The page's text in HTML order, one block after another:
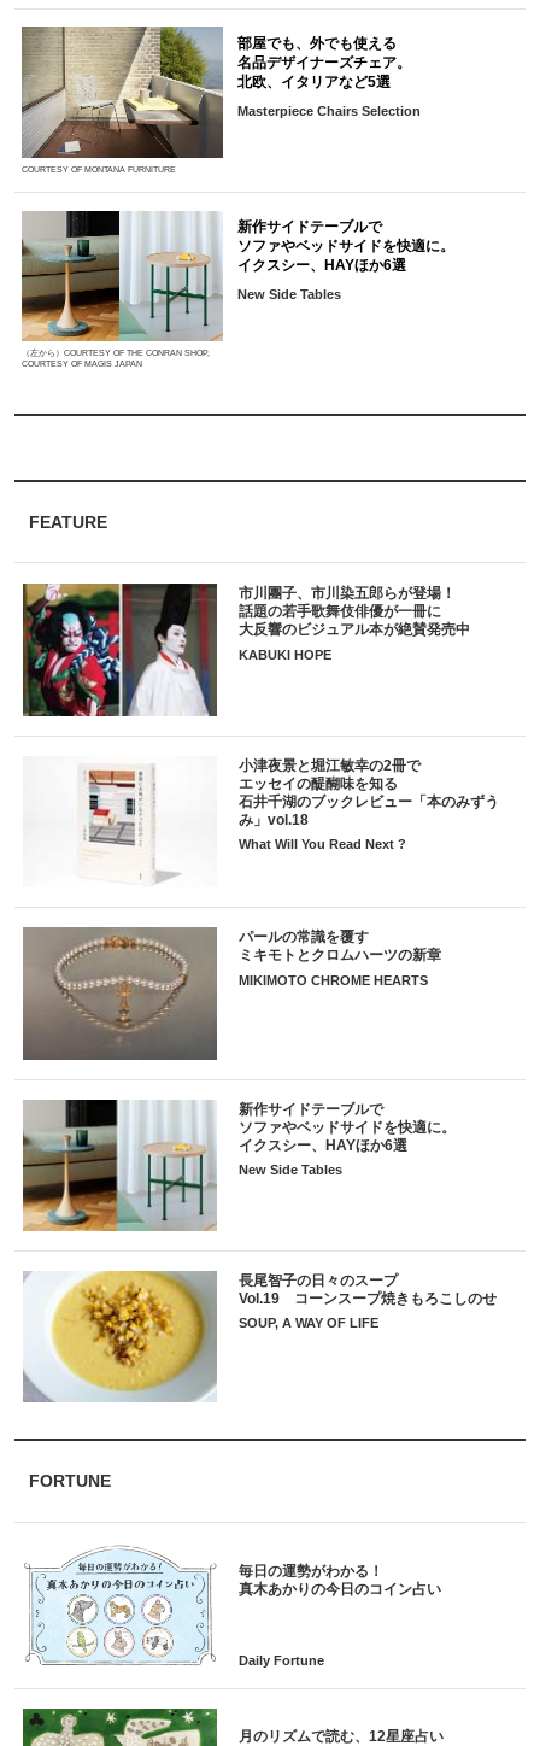
FEATURE
市川團子、市川染五郎らが登場！
話題の若手歌舞伎俳優が一冊に
大反響のビジュアル本が絶賛発売中
KABUKI HOPE
小津夜景と堀江敏幸の2冊で
エッセイの醍醐味を知る
石井千湖のブックレビュー「本のみずう
み」vol.18
What Will You Read Next ?
パールの常識を覆す
ミキモトとクロムハーツの新章
MIKIMOTO CHROME HEARTS
新作サイドテーブルで
ソファやベッドサイドを快適に。
イクスシー、HAYほか6選
New Side Tables
長尾智子の日々のスープ
Vol.19 コーンスープ焼きもろこしのせ
SOUP, A WAY OF LIFE
FORTUNE
毎日の運勢がわかる！
月のリズムで読む、12星座占い
COURTESY OF MONTANA FURNITURE
部屋でも、外でも使える
名品デザイナーズチェア。
北欧、イタリアなど5選
Masterpiece Chairs Selection
（左から）COURTESY OF THE CONRAN SHOP,
COURTESY OF MAGIS JAPAN
新作サイドテーブルで
ソファやベッドサイドを快適に。
イクスシー、HAYほか6選
New Side Tables